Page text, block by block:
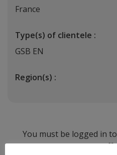
France
Type(s) of clientele :
GSB EN
Region(s) :
You must be logged in